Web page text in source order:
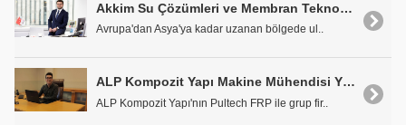
Akkim Su Çözümleri ve Membran Teknolojileri Grup Müdürü Burak Dalkılıç: '50 Milyondan Fazla İnsan Akkim Su Çözümleri ile Temiz Suya Ulaşıyor'
Avrupa'dan Asya'ya kadar uzanan bölgede ul..
ALP Kompozit Yapı Makine Mühendisi Yılmaz Vatansever: 'Koku Giderimi Konusunda İlk Akla Gelen Firmayız'
ALP Kompozit Yapı'nın Pultech FRP ile grup fir..